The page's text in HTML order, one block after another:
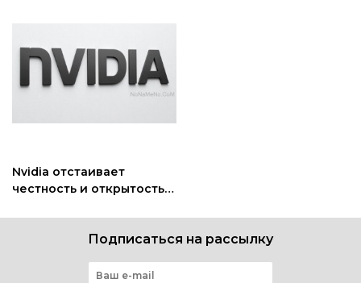
Nvidia отстаивает
честность и открытость
обвинений
Подписаться на рассылку